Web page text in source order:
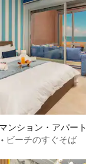
ンション・アパート
ビーチのすぐそば